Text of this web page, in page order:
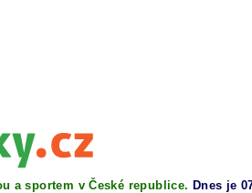
a sportem v České republice. Dnes je